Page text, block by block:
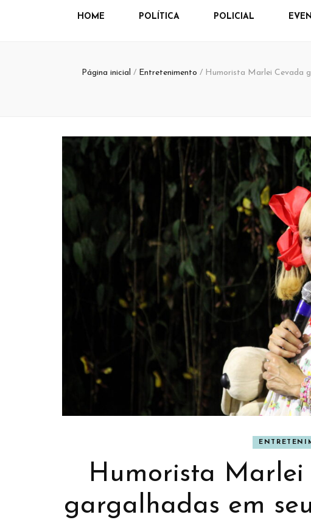
HOME POLÍTICA POLICIAL
Página inicial / Entretenimento / Humorista Marlei Cevada
Humorista
gargalhadas em
BANNER